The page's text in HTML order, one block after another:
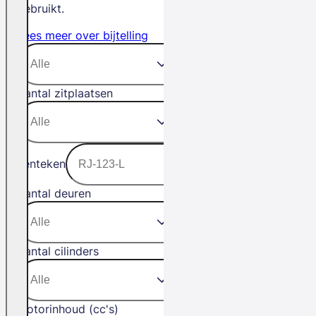
gebruikt.
Lees meer over bijtelling
Aantal zitplaatsen
Kenteken
Aantal deuren
Aantal cilinders
Motorinhoud (cc's)